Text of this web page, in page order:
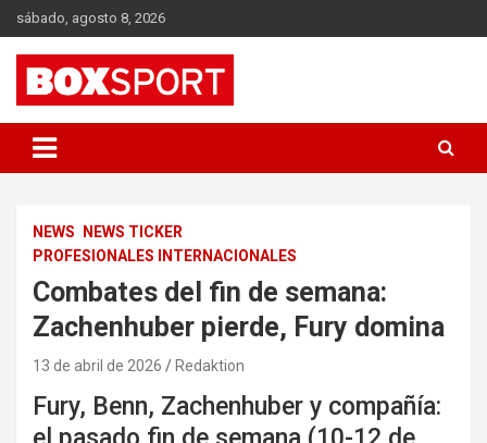
Skip
to
content
sábado, agosto 8, 2026
BOXSPORT
NEWS
NEWS TICKER
PROFESIONALES INTERNACIONALES
Combates del fin de semana:
Zachenhuber pierde, Fury domina
13 de abril de 2026 Redaktion
Fury, Benn, Zachenhuber y compañía: